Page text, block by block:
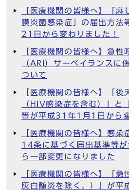
【医療機関の皆様へ】「麻
膜炎菌感染症」の届出方法
21日から変わりました！
【医療機関の皆様へ】急性
（ARI）サーベイランスに
ついて
【医療機関の皆様へ】「後
（HIV感染症を含む）」と
等が平成31年1月1日から
【医療機関の皆様へ】感
14条に基づく届出基準等
ら一部変更になりました
【医療機関の皆様へ】「急
灰白髄炎を除く。）」が